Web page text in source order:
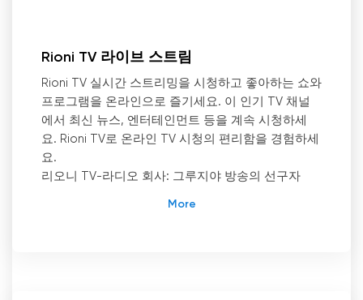
Rioni TV 라이브 스트림
Rioni TV 실시간 스트리밍을 시청하고 좋아하는 쇼와
프로그램을 온라인으로 즐기세요. 이 인기 TV 채널
에서 최신 뉴스, 엔터테인먼트 등을 계속 시청하세
요. Rioni TV로 온라인 TV 시청의 편리함을 경험하세
요.
리오니 TV-라디오 회사: 그루지야 방송의 선구자